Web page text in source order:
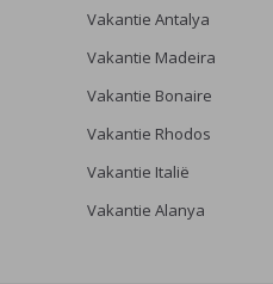
Vakantie Antalya
Vakantie Madeira
Vakantie Bonaire
Vakantie Rhodos
Vakantie Italië
Vakantie Alanya